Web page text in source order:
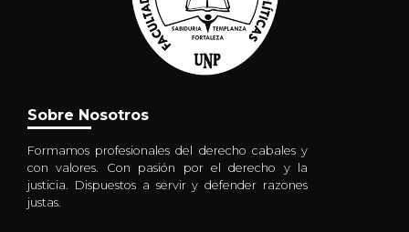
Sobre Nosotros
Formamos profesionales del derecho cabales y
con valores. Con pasión por el derecho y la
justicia. Dispuestos a servir y defender razones
justas.